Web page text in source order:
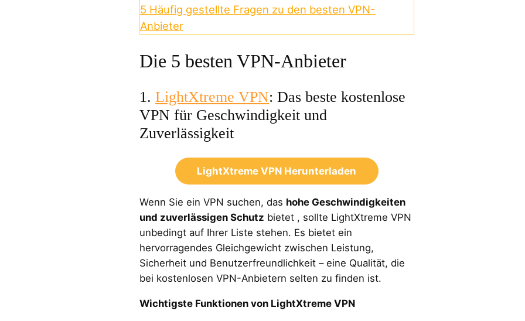
5 Häufig gestellte Fragen zu den besten VPN-
Anbieter
Die 5 besten VPN-Anbieter
1. LightXtreme VPN: Das beste kostenlose
VPN für Geschwindigkeit und
Zuverlässigkeit
LightXtreme VPN Herunterladen
Wenn Sie ein VPN suchen, das hohe Geschwindigkeiten
und zuverlässigen Schutz bietet , sollte LightXtreme VPN
unbedingt auf Ihrer Liste stehen. Es bietet ein
hervorragendes Gleichgewicht zwischen Leistung,
Sicherheit und Benutzerfreundlichkeit – eine Qualität, die
bei kostenlosen VPN-Anbietern selten zu finden ist.
Wichtigste Funktionen von LightXtreme VPN